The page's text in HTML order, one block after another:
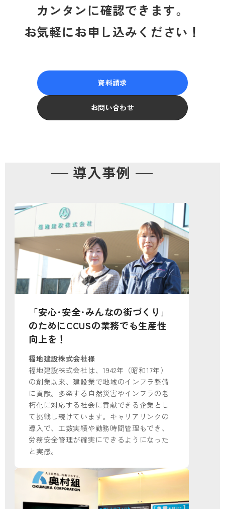
カンタンに確認できます。
お気軽にお申し込みください！
資料請求
お問い合わせ
導入事例
「安心･安全･みんなの街づくり｣
のためにCCUSの業務でも生産性
向上を！
福地建設株式会社様
福地建設株式会社は、1942年（昭和17年）
の創業以来、建設業で地域のインフラ整備
に貢献。多発する自然災害やインフラの老
朽化に対応する社会に貢献できる企業とし
て挑戦し続けています。キャリアリンクの
導入で、工数実績や勤務時間管理もでき、
労務安全管理が確実にできるようになった
と実感。